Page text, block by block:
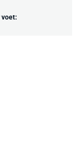
voet: